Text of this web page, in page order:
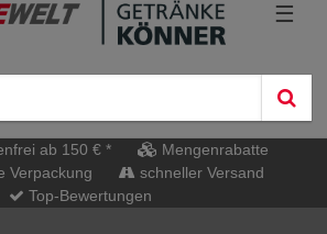
☰
ab 150 € *
Mengenrabatte
Verpackung
schneller Versand
Top-Bewertungen